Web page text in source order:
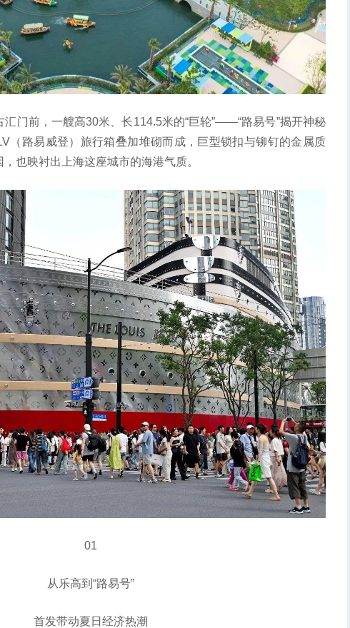
前，一艘高30米、长114.5米的“巨轮”——“路易号”揭开神秘
（路易威登）旅行箱叠加堆砌而成，巨型锁扣与铆钉的金属质
也映衬出上海这座城市的海港气质。
01
从乐高到“路易号”
首发带动夏日经济热潮